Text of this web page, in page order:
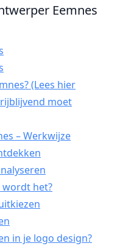
Eemnes
(Lees hier
moet
– Werkwijze
wordt het?
in je logo design?